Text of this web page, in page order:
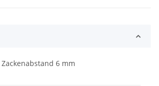
Zackenabstand 6 mm